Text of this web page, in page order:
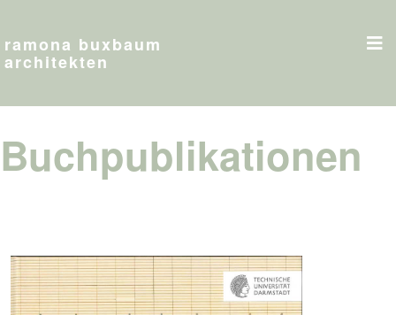
ramona buxbaum
architekten
Buchpublikationen